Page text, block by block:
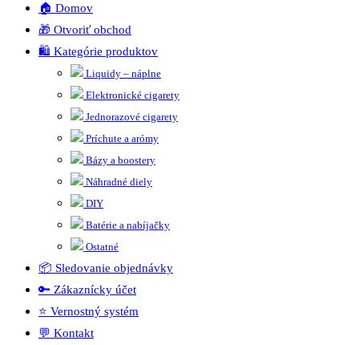
🏠 Domov
🎁 Otvoriť obchod
🛍️ Kategórie produktov
Liquidy – náplne
Elektronické cigarety
Jednorazové cigarety
Príchute a arómy
Bázy a boostery
Náhradné diely
DIY
Batérie a nabíjačky
Ostatné
📦 Sledovanie objednávky
🔑 Zákaznícky účet
⭐ Vernostný systém
💬 Kontakt